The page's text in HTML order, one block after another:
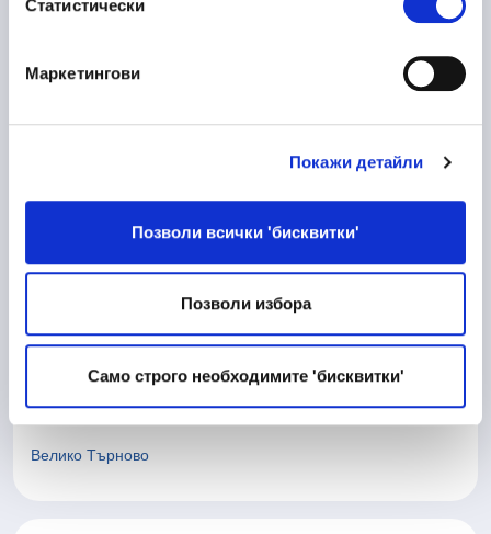
Статистически
Маркетингови
Покажи детайли
Позволи всички 'бисквитки'
Позволи избора
Само строго необходимите 'бисквитки'
Пловдив
10/06/2026
Велико Търново
Матричар
Велико Търново